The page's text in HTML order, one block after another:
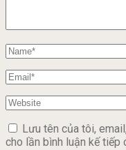
Lưu tên của tôi,
cho lần bình luận kế tiếp